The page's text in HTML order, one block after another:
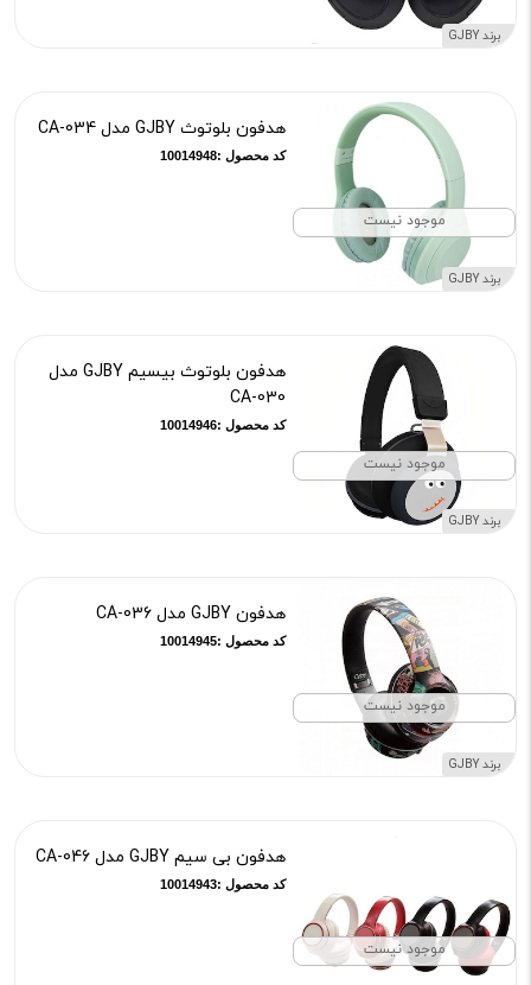
برند GJBY
موجود نیست
برند GJBY
هدفون بلوتوث GJBY مدل CA-034
کد محصول :10014948
موجود نیست
برند GJBY
هدفون بلوتوث بیسیم GJBY مدل
CA-030
کد محصول :10014946
موجود نیست
برند GJBY
هدفون GJBY مدل CA-036
کد محصول :10014945
موجود نیست
هدفون بی سیم GJBY مدل CA-046
کد محصول :10014943